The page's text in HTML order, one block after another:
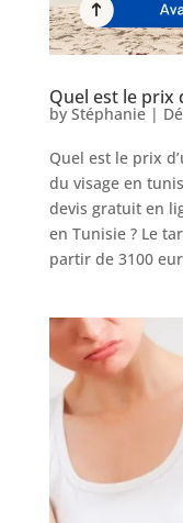
Nos
Nos
chirurgies
Nos
chirurgiens
Quel est le prix
by Stéphanie|
Quel est le prix
du visage en
devis gratuit en
en Tunisie ? Le
partir de 3100